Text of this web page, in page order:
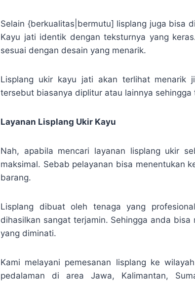
Selain {berkualitas|bermutu] lisplang juga bisa
Kayu jati identik dengan teksturnya yang
sesuai dengan desain yang menarik.
Lisplang ukir kayu jati akan terlihat menarik
tersebut biasanya diplitur atau lainnya sehingga
Layanan Lisplang Ukir Kayu
Nah, apabila mencari layanan lisplang ukir
maksimal. Sebab pelayanan bisa menentukan
barang.
Lisplang dibuat oleh tenaga yang
dihasilkan sangat terjamin. Sehingga anda
yang diminati.
Kami melayani pemesanan lisplang ke
pedalaman di area Jawa, Kalimantan,